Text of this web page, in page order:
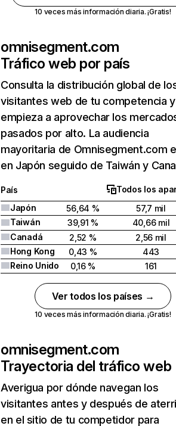
10 veces más información diaria. ¡Gratis!
omnisegment.com
Tráfico web por país
Consulta la distribución global de
visitantes web de tu competencia y
empieza a aprovechar los
pasados por alto. La audiencia
mayoritaria de Omnisegment.com
en Japón seguido de Taiwán y
País
Todos los
Japón
56,64 %
57,7 mil
Taiwán
39,91 %
40,66 mil
Canadá
2,52 %
2,56 mil
Hong Kong
0,43 %
443
Reino Unido
0,16 % 161
Ver todos los países →
10 veces más información diaria. ¡Gratis!
omnisegment.com
Trayectoria del tráfico web
Averigua por dónde navegan los
visitantes antes y después de
en el sitio de tu competidor para